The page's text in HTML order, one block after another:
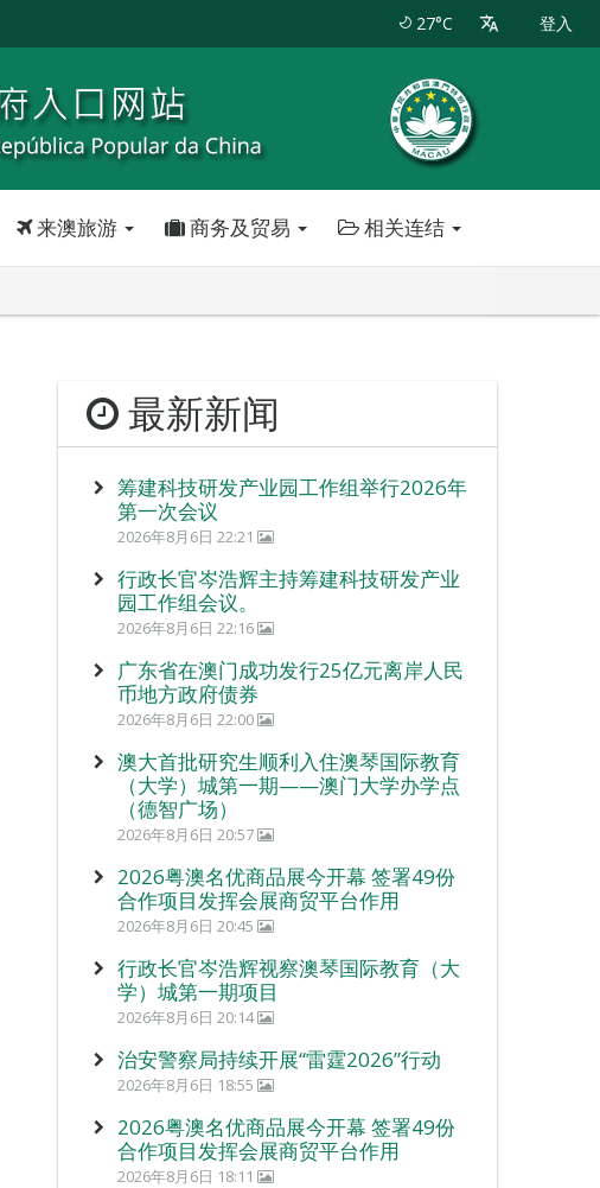
27°C 登入
来澳旅游 商务及贸易 相关连结
最新新闻
筹建科技研发产业园工作组举行2026年
第一次会议
2026年8月6日 22:21
行政长官岑浩辉主持筹建科技研发产业
园工作组会议。
2026年8月6日 22:16
广东省在澳门成功发行25亿元离岸人民
币地方政府债券
2026年8月6日 22:00
澳大首批研究生顺利入住澳琴国际教育
（大学）城第一期——澳门大学办学点
（德智广场）
2026年8月6日 20:57
2026粤澳名优商品展今开幕 签署49份
合作项目发挥会展商贸平台作用
2026年8月6日 20:45
行政长官岑浩辉视察澳琴国际教育（大
学）城第一期项目
2026年8月6日 20:14
治安警察局持续开展“雷霆2026”行动
2026年8月6日 18:55
2026粤澳名优商品展今开幕 签署49份
合作项目发挥会展商贸平台作用
2026年8月6日 18:11